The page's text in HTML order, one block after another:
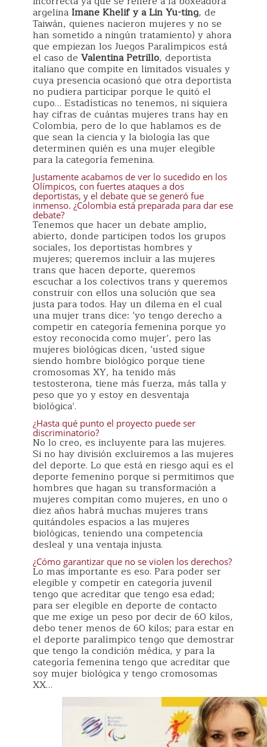
argelinaImane Khelif y a Lin Yu-ting, de
Taiwán, quienes nacieron mujeres y no se
han sometido a ningún tratamiento) y ahora
que empiezan los Juegos Paralímpicos está
el caso de Valentina Petrillo, deportista
italiano que compite en limitados visuales y
cuya presencia ocasionó que otra deportista
no pudiera participar porque le quitó el
cupo… Estadísticas no tenemos, ni siquiera
hay cifras de cuántas mujeres trans hay en
Colombia, pero de lo que hablamos es de
que sean la ciencia y la biología las que
determinen quién es una mujer elegible
para la categoría femenina.
Justamente acabamos de ver lo sucedido en los
Olímpicos, con fuertes ataques a dos
deportistas, y el debate que se generó fue
inmenso. ¿Colombia está preparada para dar ese
debate?
Tenemos que hacer un debate amplio,
abierto, donde participen todos los grupos
sociales, los deportistas hombres y
mujeres; queremos incluir a las mujeres
trans que hacen deporte, queremos
escuchar a los colectivos trans y queremos
construir con ellos una solución que sea
justa para todos. Hay un dilema en el cual
una mujer trans dice: ‘yo tengo derecho a
competir en categoría femenina porque yo
estoy reconocida como mujer’, pero las
mujeres biológicas dicen, ‘usted sigue
siendo hombre biológico porque tiene
cromosomas XY, ha tenido más
testosterona, tiene más fuerza, más talla y
peso que yo y estoy en desventaja
biológica’.
¿Hasta qué punto el proyecto puede ser
discriminatorio?
No lo creo, es incluyente para las mujeres.
Si no hay división excluiremos a las mujeres
del deporte. Lo que está en riesgo aquí es el
deporte femenino porque si permitimos que
hombres que hagan su transformación a
mujeres compitan como mujeres, en uno o
diez años habrá muchas mujeres trans
quitándoles espacios a las mujeres
biológicas, teniendo una competencia
desleal y una ventaja injusta.
¿Cómo garantizar que no se violen los derechos?
Lo mas importante es eso. Para poder ser
elegible y competir en categoría juvenil
tengo que acreditar que tengo esa edad;
para ser elegible en deporte de contacto
que me exige un peso por decir de 60 kilos,
debo tener menos de 60 kilos; para estar en
el deporte paralímpico tengo que demostrar
que tengo la condición médica, y para la
categoría femenina tengo que acreditar que
soy mujer biológica y tengo cromosomas
XX…